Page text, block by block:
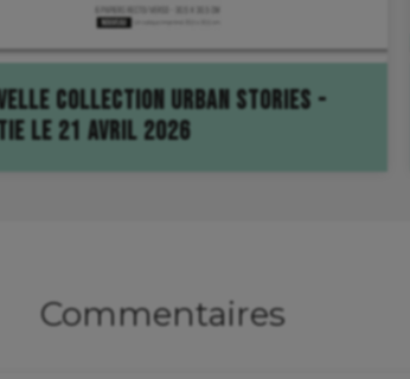
partage
COLLECTION URBAN STORIES -
LE 21 AVRIL 2026
Commentaires